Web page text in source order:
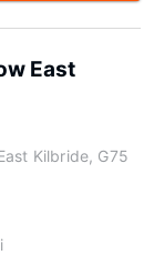
East
Kilbride, G75